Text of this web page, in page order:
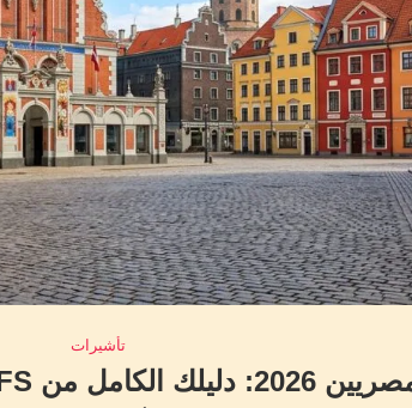
تأشيرات